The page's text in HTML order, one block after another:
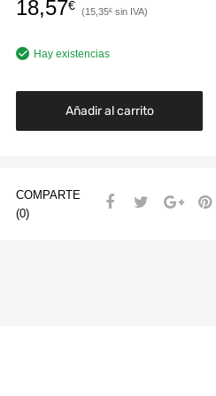
18,57€ 15,35€
Hay existencias
Añadir al carrito
COMPARTE
(0)